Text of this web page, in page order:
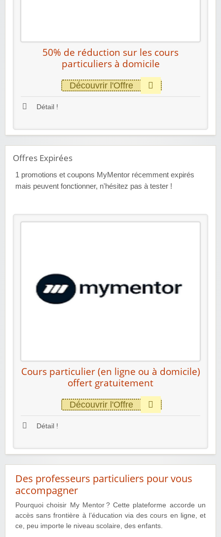
50% de réduction sur les cours
particuliers à domicile
Découvrir l'Offre
Détail !
Offres Expirées
1 promotions et coupons MyMentor récemment expirés
mais peuvent fonctionner, n'hésitez pas à tester !
Cours particulier (en ligne ou à domicile)
offert gratuitement
Découvrir l'Offre
Détail !
Des professeurs particuliers pour vous
accompagner
Pourquoi choisir My Mentor ? Cette plateforme accorde un
accès sans frontière à l’éducation via des cours en ligne, et
ce, peu importe le niveau scolaire, des enfants.